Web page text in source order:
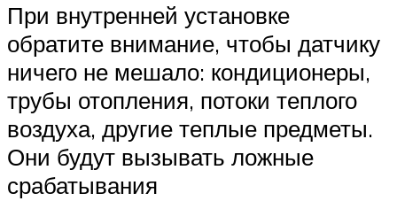
При внутренней установке
обратите внимание, чтобы датчику
ничего не мешало: кондиционеры,
трубы отопления, потоки теплого
воздуха, другие теплые предметы.
Они будут вызывать ложные
срабатывания